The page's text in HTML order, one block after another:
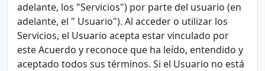
adelante, los "Servicios") por parte del usuario (en
adelante, el " Usuario"). Al acceder o utilizar los
Servicios, el Usuario acepta estar vinculado por
este Acuerdo y reconoce que ha leído, entendido y
aceptado todos sus términos. Si el Usuario no está